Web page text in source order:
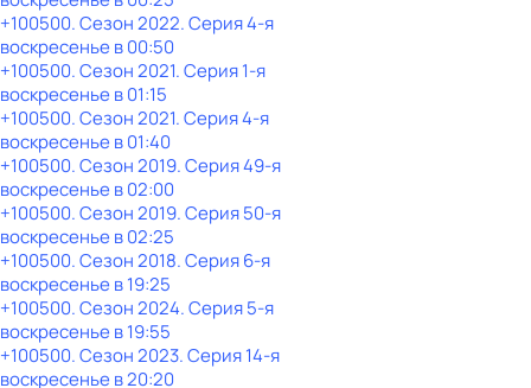
+100500. Сезон 2022. Серия 4-я
воскресенье в00:50
+100500. Сезон 2021. Серия 1-я
воскресенье в01:15
+100500. Сезон 2021. Серия 4-я
воскресенье в01:40
+100500. Сезон 2019. Серия 49-я
воскресенье в02:00
+100500. Сезон 2019. Серия 50-я
воскресенье в02:25
+100500. Сезон 2018. Серия 6-я
воскресенье в19:25
+100500. Сезон 2024. Серия 5-я
воскресенье в19:55
+100500. Сезон 2023. Серия 14-я
воскресенье в20:20